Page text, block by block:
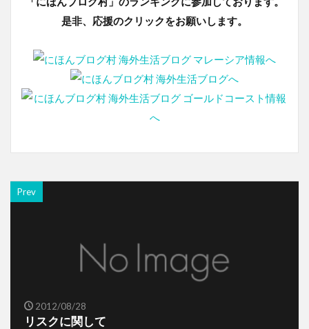
是非、応援のクリックをお願いします。
Prev
2012/08/28
リスクに関して